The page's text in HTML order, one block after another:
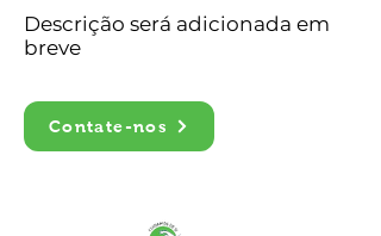
Descrição será adicionada em
breve
Contate-nos